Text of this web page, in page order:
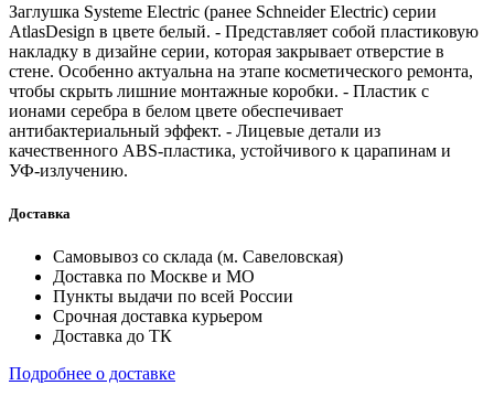
Заглушка Systeme Electric (ранее Schneider Electric) серии
AtlasDesign в цвете белый. - Представляет собой пластиковую
накладку в дизайне серии, которая закрывает отверстие в
стене. Особенно актуальна на этапе косметического ремонта,
чтобы скрыть лишние монтажные коробки. - Пластик с
ионами серебра в белом цвете обеспечивает
антибактериальный эффект. - Лицевые детали из
качественного ABS-пластика, устойчивого к царапинам и
УФ-излучению.
Доставка
Самовывоз со склада (м. Савеловская)
Доставка по Москве и МО
Пункты выдачи по всей России
Срочная доставка курьером
Доставка до ТК
Подробнее о доставке